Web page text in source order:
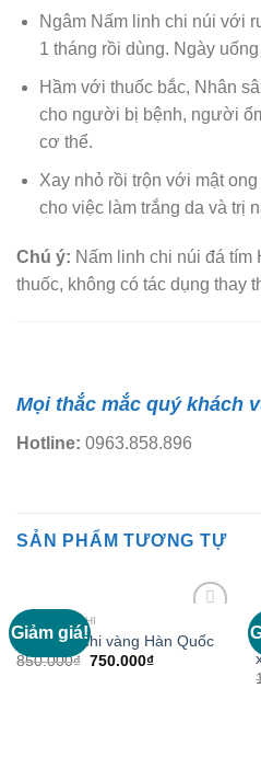
Ngâm Nấm linh chi núi với
1 tháng rồi dùng. Ngày
Hầm với thuốc bắc, Nhân
cho người bị bệnh, người
cơ thể.
Xay nhỏ rồi trộn với mật
cho việc làm trắng da và trị
Chú ý: Nấm linh chi núi đá tím
thuốc, không có tác dụng thay
Mọi thắc mắc quý khách
Hotline: 0963.858.896
SẢN PHẨM TƯƠNG TỰ
Giảm giá!
Wishlist
NẤM LINH CHI
Nấm linh chi vàng Hàn Quốc
850.000₫ 750.000₫